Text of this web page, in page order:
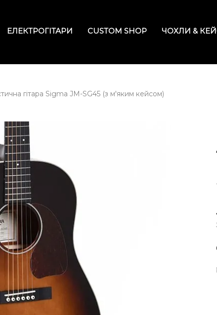
ЕЛЕКТРОГІТАРИ CUSTOM SHOP ЧОХЛИ &
гітара Sigma JM-SG45 (з м'яким кейсом)